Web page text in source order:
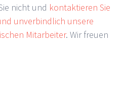
nicht und kontaktieren Sie
unverbindlich unsere
Mitarbeiter. Wir freuen